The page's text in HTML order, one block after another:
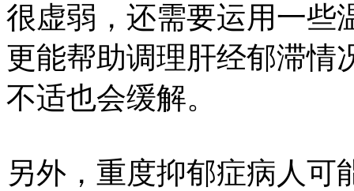
很虚弱，还需要运用一些
更能帮助调理肝经郁滞情
不适也会缓解。
另外，重度抑郁症病人可